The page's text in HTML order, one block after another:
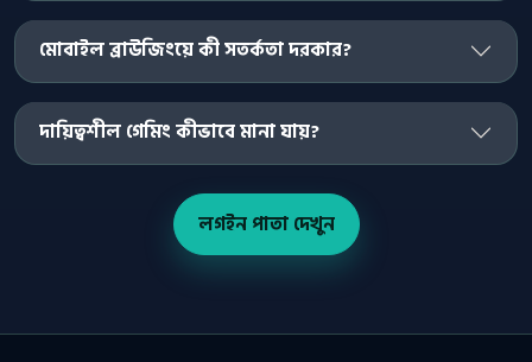
মোবাইল ব্রাউজিংয়ে কী সতর্কতা দরকার?
দায়িত্বশীল গেমিং কীভাবে মানা যায়?
লগইন পাতা দেখুন